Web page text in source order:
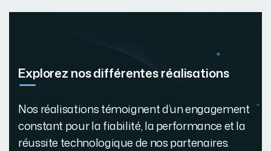
Explorez nos différentes réalisations
Nos réalisations témoignent d’un engagement
constant pour la fiabilité, la performance et la
réussite technologique de nos partenaires.